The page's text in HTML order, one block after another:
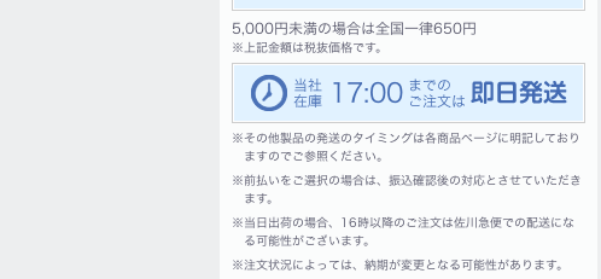
5,000円未満の場合は全国一律650円
※ 上記金額は税抜価格です。
17:00
※その他製品の発送のタイミングは各商品ページに明記しており
ますのでご参照ください。
※前払いをご選択の場合は、振込確認後の対応とさせていただき
ます。
※ 当日出荷の場合、16時以降のご注文は佐川急便での配送にな
る可能性がございます。
※注文状況によっては、納期が変更となる可能性があります。